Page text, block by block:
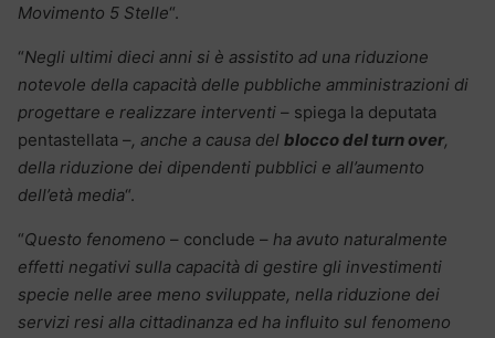
Movimento 5 Stelle“.
“Negli ultimi dieci anni si è assistito ad una riduzione
notevole della capacità delle pubbliche amministrazioni di
progettare e realizzare interventi – spiega la deputata
pentastellata –, anche a causa del blocco del turn over,
della riduzione dei dipendenti pubblici e all’aumento
dell’età media“.
“Questo fenomeno – conclude – ha avuto naturalmente
effetti negativi sulla capacità di gestire gli investimenti
specie nelle aree meno sviluppate, nella riduzione dei
servizi resi alla cittadinanza ed ha influito sul fenomeno